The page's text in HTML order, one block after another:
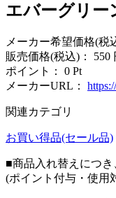
エバーグリ
メーカー希望価格(税
販売価格(税込)： 550
ポイント： 0 Pt
メーカーURL：
関連カテゴリ
お買い得品(セール品)
■商品入れ替えにつ
(ポイント付与・使用